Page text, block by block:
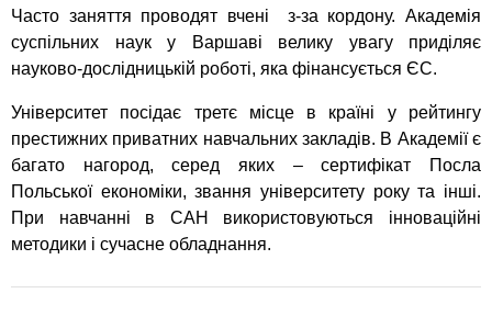
Часто заняття проводят вчені з-за кордону. Академія
суспільних наук у Варшаві велику увагу приділяє
науково-дослідницькій роботі, яка фінансується ЄС.
Університет посідає третє місце в країні у рейтингу
престижних приватних навчальних закладів. В Академії є
багато нагород, серед яких – сертифікат Посла
Польської економіки, звання університету року та інші.
При навчанні в САН використовуються інноваційні
методики і сучасне обладнання.